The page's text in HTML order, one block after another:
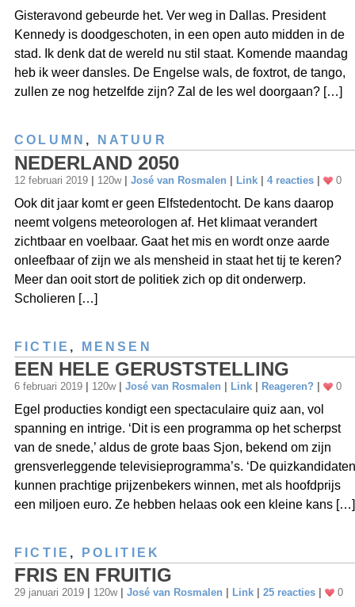
Gisteravond gebeurde het. Ver weg in Dallas. President
Kennedy is doodgeschoten, in een open auto midden in de
stad. Ik denk dat de wereld nu stil staat. Komende maandag
heb ik weer dansles. De Engelse wals, de foxtrot, de tango,
zullen ze nog hetzelfde zijn? Zal de les wel doorgaan? […]
COLUMN , NATUUR
NEDERLAND 2050
12 februari 2019 | 120w | José van Rosmalen | Link | 4 reacties | 0
Ook dit jaar komt er geen Elfstedentocht. De kans daarop
neemt volgens meteorologen af. Het klimaat verandert
zichtbaar en voelbaar. Gaat het mis en wordt onze aarde
onleefbaar of zijn we als mensheid in staat het tij te keren?
Meer dan ooit stort de politiek zich op dit onderwerp.
Scholieren […]
FICTIE , MENSEN
EEN HELE GERUSTSTELLING
6 februari 2019 | 120w | José van Rosmalen | Link | Reageren? | 0
Egel producties kondigt een spectaculaire quiz aan, vol
spanning en intrige. ‘Dit is een programma op het scherpst
van de snede,’ aldus de grote baas Sjon, bekend om zijn
grensverleggende televisieprogramma’s. ‘De quizkandidaten
kunnen prachtige prijzenbekers winnen, met als hoofdprijs
een miljoen euro. Ze hebben helaas ook een kleine kans […]
FICTIE , POLITIEK
FRIS EN FRUITIG
29 januari 2019 120w José van Rosmalen Link 25 reacties 0